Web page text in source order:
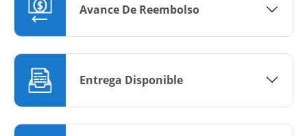
Avance De Reembolso
Entrega Disponible